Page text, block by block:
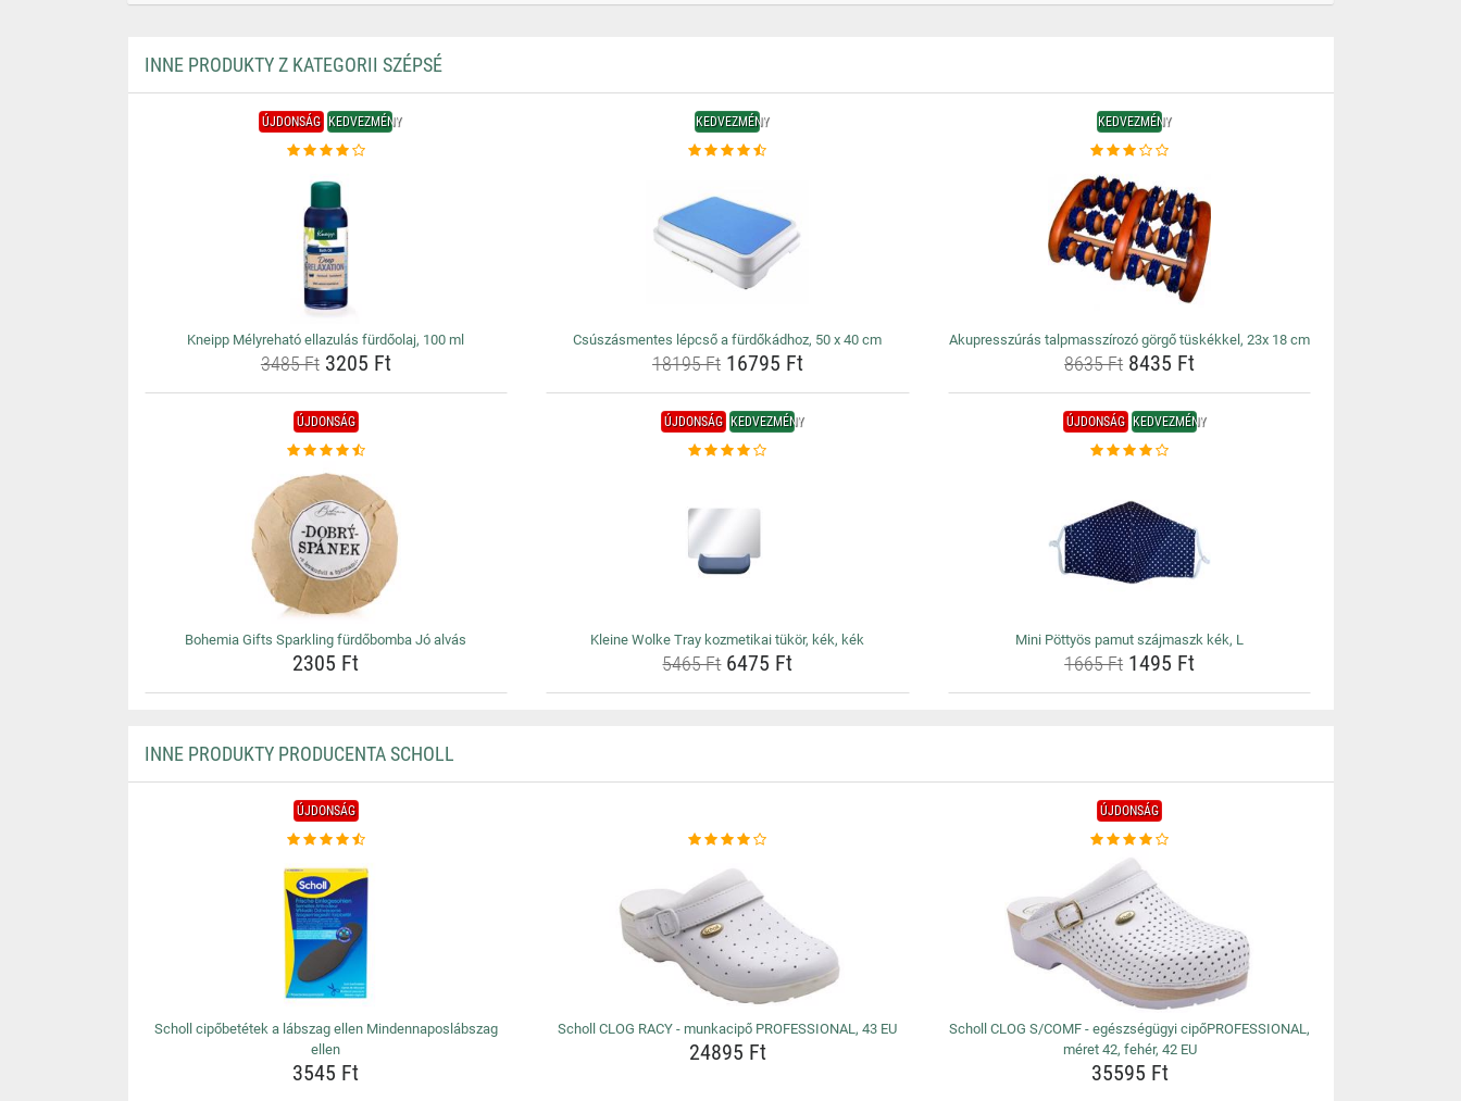
INNE PRODUKTY Z KATEGORII SZÉPSÉ
ÚJDONSÁG KEDVEZMÉNY
Kneipp Mélyreható ellazulás fürdőolaj, 100 ml
3485 Ft3205 Ft
KEDVEZMÉNY
Csúszásmentes lépcső a fürdőkádhoz, 50 x 40 cm
18195 Ft16795 Ft
KEDVEZMÉNY
Akupresszúrás talpmasszírozó görgő tüskékkel, 23x 18 cm
8635 Ft 8435 Ft
ÚJDONSÁG
Bohemia Gifts Sparkling fürdőbomba Jó alvás
2305 Ft
ÚJDONSÁG KEDVEZMÉNY
Kleine Wolke Tray kozmetikai tükör, kék, kék
5465 Ft6475 Ft
ÚJDONSÁG KEDVEZMÉNY
Mini Pöttyös pamut szájmaszk kék, L
1665 Ft 1495 Ft
INNE PRODUKTY PRODUCENTA SCHOLL
ÚJDONSÁG
Scholl cipőbetétek a lábszag ellen Mindennaposlábszag
ellen
3545 Ft
Scholl CLOG RACY - munkacipő PROFESSIONAL, 43 EU
24895 Ft
ÚJDONSÁG
Scholl CLOG S/COMF - egészségügyi cipőPROFESSIONAL,
méret 42, fehér, 42 EU
35595 Ft